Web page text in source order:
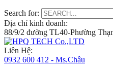
Search for:
Địa chỉ kinh doanh:
88/9/2 đường TL40-Phường
Liên Hệ:
0932 600 412 - Ms.Châu